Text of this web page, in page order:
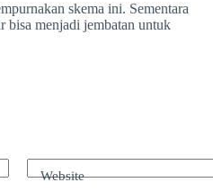
skema ini. Sementara
bisa menjadi jembatan untuk
Website